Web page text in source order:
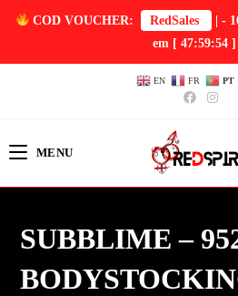
COD VOUCHER: RedSales
| -
em [ 47:59:53 ]
EN FR PT
MENU
SUBBLIME –